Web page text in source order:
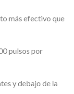
más efectivo que
pulsos por
y debajo de la